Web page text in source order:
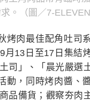
。（圖／7-ELEVEN
烤肉最佳配角吐司
月13日至17日集結
司」、「晨光嚴選
動，同時烤肉醬、
品備貨；觀察夯肉